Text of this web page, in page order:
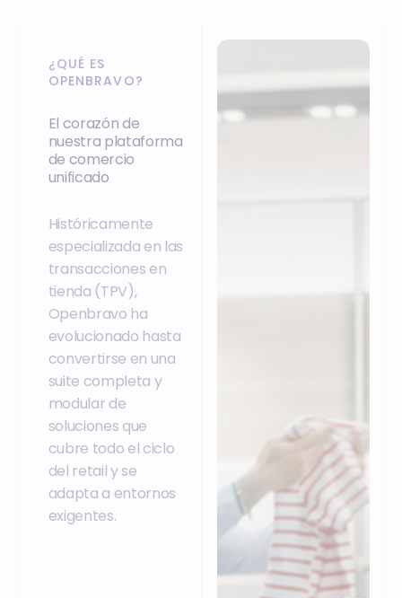
¿QUÉ ES
OPENBRAVO?
El corazón de
nuestra plataforma
de comercio
unificado
Históricamente
especializada en las
transacciones en
tienda (TPV),
Openbravo ha
evolucionado hasta
convertirse en una
suite completa y
modular de
soluciones que
cubre todo el ciclo
del retail y se
adapta a entornos
exigentes.